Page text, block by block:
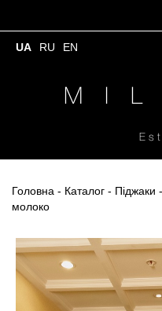
UA RU EN
M I L
Головна - Каталог - Піджаки
молоко